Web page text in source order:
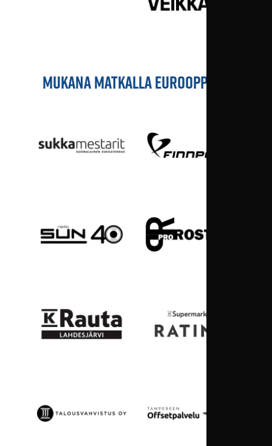
MUKANA MATKALLA EUROOPPAAN